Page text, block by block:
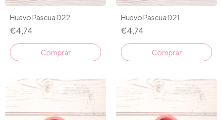
Huevo Pascua D22
€4,74
Comprar
Huevo Pascua D21
€4,74
Comprar